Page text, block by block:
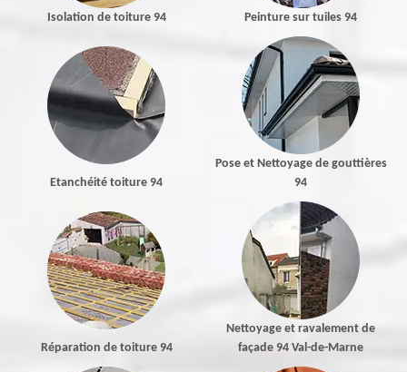
Isolation de toiture 94 Peinture sur tuiles 94
Etanchéité toiture 94
Pose et Nettoyage de gouttières
94
Réparation de toiture 94
Nettoyage et ravalement de
façade 94 Val-de-Marne